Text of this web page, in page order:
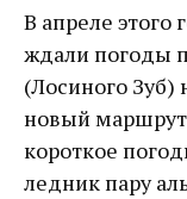
В апреле этого
ждали погоды
(Лосиного Зуб)
новый
короткое
ледник пару